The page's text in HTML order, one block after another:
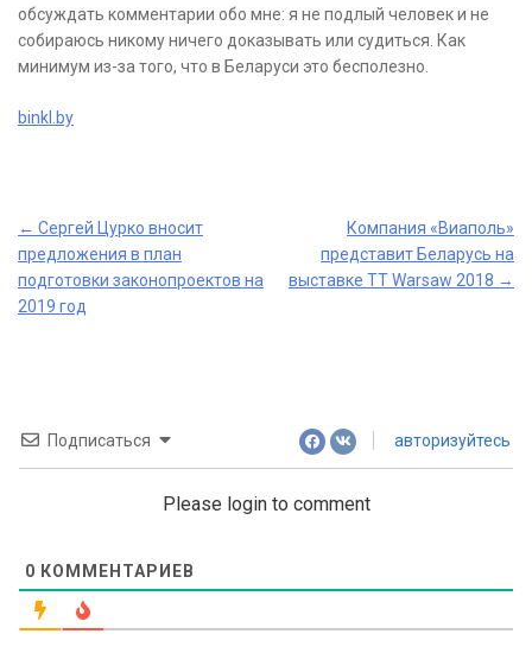
обсуждать комментарии обо мне: я не подлый человек и не
собираюсь никому ничего доказывать или судиться. Как
минимум из-за того, что в Беларуси это бесполезно.
binkl.by
Post
navigation
← Сергей Цурко вносит
предложения в план
подготовки законопроектов на
2019 год
Компания «Виаполь»
представит Беларусь на
выставке TT Warsaw 2018 →
Подписаться авторизуйтесь
Please login to comment
0 КОММЕНТАРИЕВ